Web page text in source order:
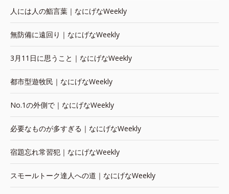
人には人の鮨言葉｜なにげなWeekly
無防備に遠回り｜なにげなWeekly
3月11日に思うこと｜なにげなWeekly
都市型遊牧民｜なにげなWeekly
No.1の外側で｜なにげなWeekly
必要なものが多すぎる｜なにげなWeekly
宿題忘れ常習犯｜なにげなWeekly
スモールトーク達人への道｜なにげなWeekly